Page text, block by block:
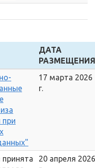
ДАТА
РАЗМЕЩЕНИЯ
при
17 марта 2026
г.
принята
20 апреля 2026